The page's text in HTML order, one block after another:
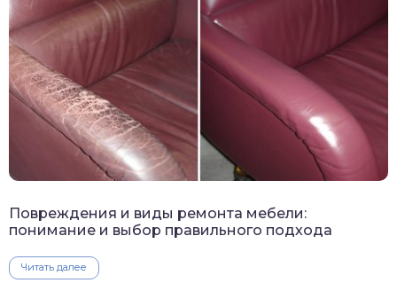
Повреждения и виды ремонта мебели:
понимание и выбор правильного подхода
Читать далее